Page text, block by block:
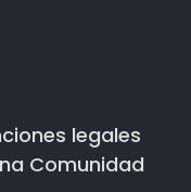
legales
Comunidad